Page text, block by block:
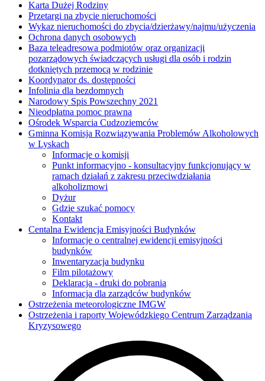
Karta Dużej Rodziny
Przetargi na zbycie nieruchomości
Wykaz nieruchomości do zbycia/dzierżawy/najmu/użyczenia
Ochrona danych osobowych
Baza teleadresowa podmiotów oraz organizacji
pozarządowych świadczących usługi dla osób i rodzin
dotkniętych przemocą w rodzinie
Koordynator ds. dostępności
Infolinia dla bezdomnych
Narodowy Spis Powszechny 2021
Nieodpłatna pomoc prawna
Ośrodek Wsparcia Cudzoziemców
Gminna Komisja Rozwiązywania Problemów Alkoholowych
w Lyskach
Informacje o komisji
Punkt informacyjno - konsultacyjny funkcjonujący w
ramach działań z zakresu przeciwdziałania
alkoholizmowi
Dyżur
Gdzie szukać pomocy
Kontakt
Centalna Ewidencja Emisyjności Budynków
Informacje o centralnej ewidencji emisyjności
budynków
Inwentaryzacja budynku
Film pilotażowy
Deklaracja - druki do pobrania
Informacja dla zarządców budynków
Ostrzeżenia meteorologiczne IMGW
Ostrzeżenia i raporty Wojewódzkiego Centrum Zarządzania
Kryzysowego